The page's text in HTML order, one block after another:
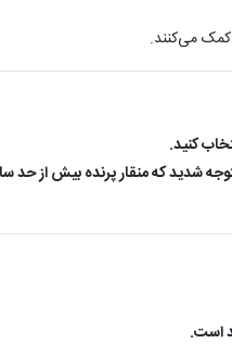
می‌کنند.
کنید.
شدید که منقار پرنده بیش از حد
است.